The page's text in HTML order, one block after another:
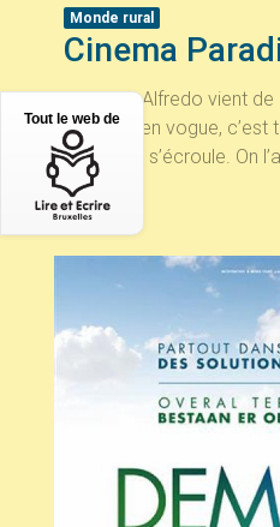
Monde rural
Cinema
Résumé Alfredo vient de
cinéaste en vogue, c’est
passé qui s’écroule. On
Tout le web de